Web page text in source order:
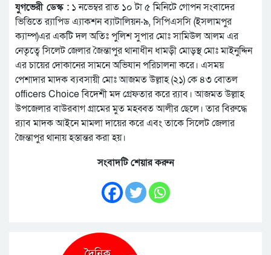
যুগভেরী ডেস্ক : ১ নভেম্বর রাত ১০ টা ৫ মিনিটে গোপন সংবাদের
ভিত্তিতে র‌্যাপিড এ্যাকশন ব্যাটালিয়ন-৯, সিপিএসসি (ইসলামপুর
ক্যাম্প)এর একটি দল অতিঃ পুলিশ সুপার মোঃ সামিউল আলম এর
নেতৃত্বে সিলেট জেলার জৈন্তাপুর থানাধীন ধামড়ী মোড়স্থ মোঃ মাইনুদ্দিন
এর চায়ের দোকানের সামনে অভিযান পরিচালনা করে। এসময়
পেশাদার মাদক ব্যবসায়ী মোঃ আজমত উল্লাহ (২১) কে ৪৩ বোতল
officers Choice বিদেশী মদ গ্রেফতার করে র‌্যাব। আজমত উল্লাহ
উপজেলার বাউরবাগ গ্রামের মুত মহব্বত আলীর ছেলে। তার বিরুদ্ধে
র‌্যাব মাদক আইনে মামলা দায়ের করে এবং তাকে সিলেট জেলার
জৈন্তাপুর থানায় হস্তান্তর করা হয়।
সংবাদটি শেয়ার করুন